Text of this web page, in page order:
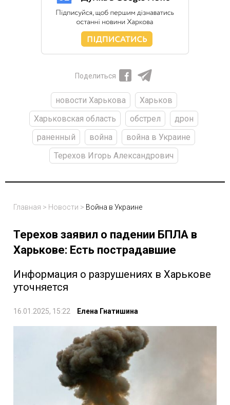
Поделиться
новости Харькова
Харьков
Харьковская область
обстрел
дрон
раненный
война
война в Украине
Терехов Игорь Александрович
Главная > Новости > Война в Украине
Терехов заявил о падении БПЛА в
Харькове: Есть пострадавшие
Информация о разрушениях в Харькове
уточняется
16.01.2025, 15:22 Елена Гнатишина